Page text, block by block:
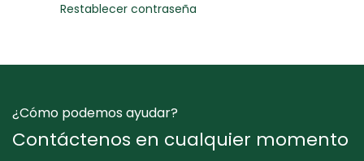
Restablecer contraseña
¿Cómo podemos ayudar?
Contáctenos en cualquier momento